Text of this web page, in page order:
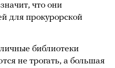
что они
для прокурорской
библиотеки
не трогать, а большая